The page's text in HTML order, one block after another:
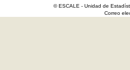
© ESCALE - Unidad de
Correo